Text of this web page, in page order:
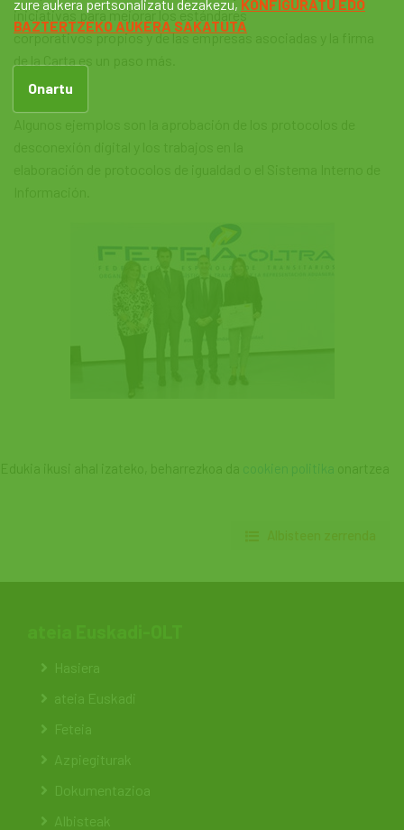
iniciativas para mejorar los estándares
corporativos propios y de las empresas asociadas y la firma
de la Carta es un paso más.
cookien politika
Hasiera
ateia Euskadi
Feteia
Azpiegiturak
Dokumentazioa
Albisteak
zure aukera pertsonalizatu dezakezu, KONFIGURATU EDO
BAZTERTZEKO AUKERA SAKATUTA
Onartu